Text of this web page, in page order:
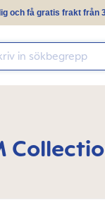
och få gratis frakt från